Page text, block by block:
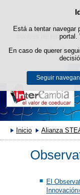
Este sitio web utiliza
cookies de terceiros
Pode obter máis
Está a tentar navegar
portal.
En caso de querer
Seguir
Inicio Alianza
El